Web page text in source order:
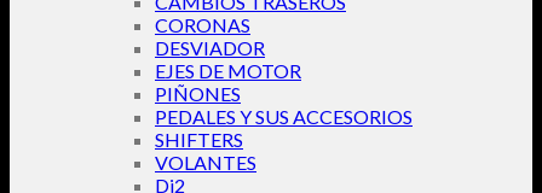
CORONAS
DESVIADOR
EJES DE MOTOR
PIÑONES
PEDALES Y SUS ACCESORIOS
SHIFTERS
VOLANTES
Di2